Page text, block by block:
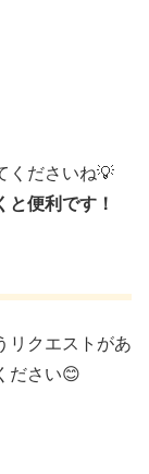
くださいね💡
便利です！
リクエストがあ
ださい😊